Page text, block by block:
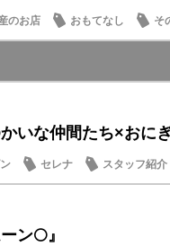
のお店 おもてなし そ
いな仲間たち×おに
セレナ スタッフ紹介
ン🌕』